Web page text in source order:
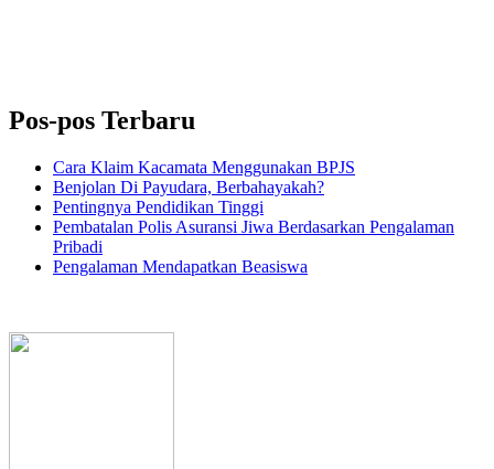
Pos-pos Terbaru
Cara Klaim Kacamata Menggunakan BPJS
Benjolan Di Payudara, Berbahayakah?
Pentingnya Pendidikan Tinggi
Pembatalan Polis Asuransi Jiwa Berdasarkan Pengalaman
Pribadi
Pengalaman Mendapatkan Beasiswa